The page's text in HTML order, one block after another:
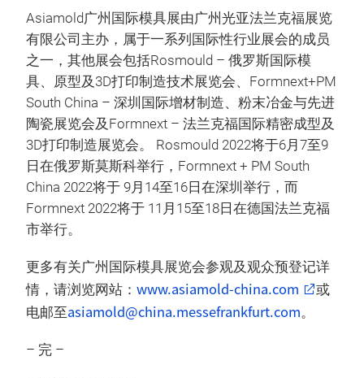
Asiamold广州国际模具展由广州光亚法兰克福展览
有限公司主办，属于一系列国际性行业展会的成员
之一，其他展会包括Rosmould – 俄罗斯国际模
具、原型及3D打印制造技术展览会、Formnext+PM
South China – 深圳国际增材制造、粉末冶金与先进
陶瓷展览会及Formnext – 法兰克福国际精密成型及
3D打印制造展览会。 Rosmould 2022将于6月7至9
日在俄罗斯莫斯科举行，Formnext + PM South
China 2022将于 9月14至16日在深圳举行，而
Formnext 2022将于 11月15至18日在德国法兰克福
市举行。
更多有关广州国际模具展览会参观及观众预登记详
情，请浏览网站： www.asiamold-china.com
或
电邮至asiamold@china.messefrankfurt.com。
– 完 –